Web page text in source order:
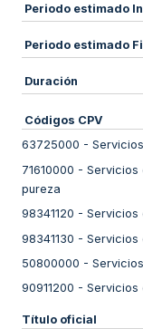
Periodo estimado
Periodo estimado
Duración
Códigos CPV
63725000 -
71610000 - Servicios
pureza
98341120 - Servicios
98341130 - Servicios
50800000 -
90911200 - Servicios
Título oficial